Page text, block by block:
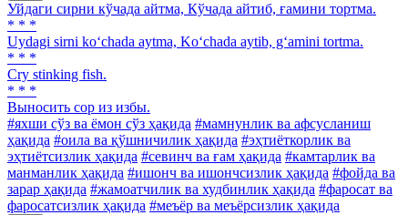
Уйдаги сирни кўчада айтма, Кўчада айтиб, ғамини тортма.
* * *
Uydagi sirni ko‘chada aytma, Ko‘chada aytib, g‘amini tortma.
* * *
Cry stinking fish.
* * *
Выносить cop из избы.
#яхши сўз ва ёмон сўз ҳақида #мамнунлик ва афсусланиш
ҳақида #оила ва қўшничилик ҳақида #эҳтиёткорлик ва
эҳтиётсизлик ҳақида #севинч ва ғам ҳақида #камтарлик ва
манманлик ҳақида #ишонч ва ишончсизлик ҳақида #фойда ва
зарар ҳақида #жамоатчилик ва худбинлик ҳақида #фаросат ва
фаросатсизлик ҳақида #меъёр ва меъёрсизлик ҳақида